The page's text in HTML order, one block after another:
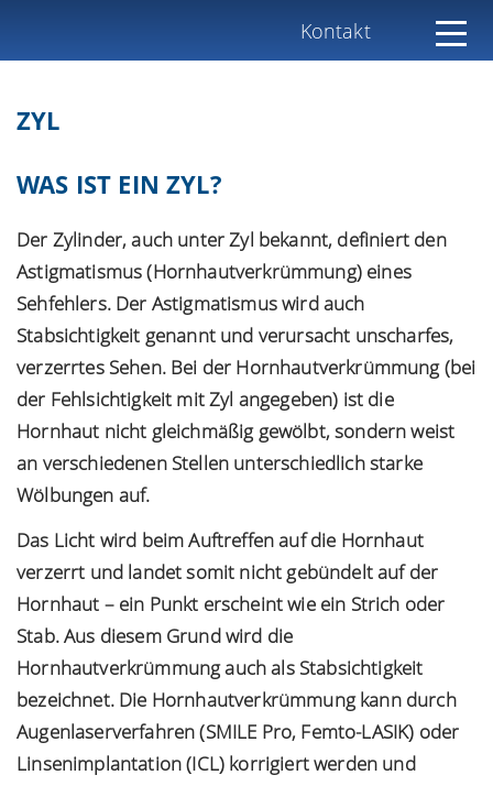
Kontakt
ZYL
WAS IST EIN ZYL?
Der Zylinder, auch unter Zyl bekannt, definiert den
Astigmatismus (Hornhautverkrümmung) eines
Sehfehlers. Der Astigmatismus wird auch
Stabsichtigkeit genannt und verursacht unscharfes,
verzerrtes Sehen. Bei der Hornhautverkrümmung (bei
der Fehlsichtigkeit mit Zyl angegeben) ist die
Hornhaut nicht gleichmäßig gewölbt, sondern weist
an verschiedenen Stellen unterschiedlich starke
Wölbungen auf.
Das Licht wird beim Auftreffen auf die Hornhaut
verzerrt und landet somit nicht gebündelt auf der
Hornhaut – ein Punkt erscheint wie ein Strich oder
Stab. Aus diesem Grund wird die
Hornhautverkrümmung auch als Stabsichtigkeit
bezeichnet. Die Hornhautverkrümmung kann durch
Augenlaserverfahren (SMILE Pro, Femto-LASIK) oder
Linsenimplantation(ICL) korrigiert werden und